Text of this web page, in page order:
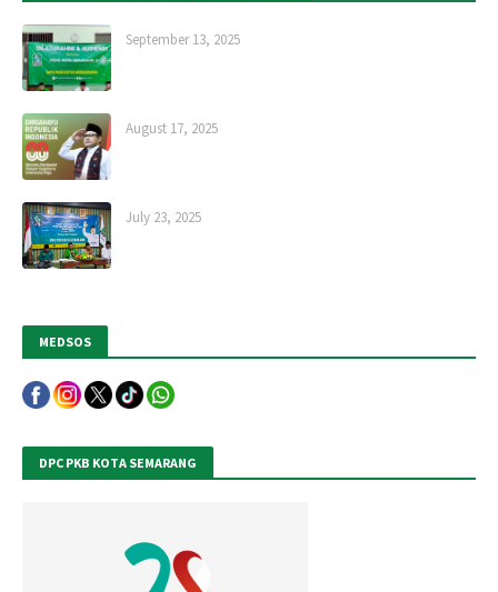
September 13, 2025
August 17, 2025
July 23, 2025
MEDSOS
DPC PKB KOTA SEMARANG